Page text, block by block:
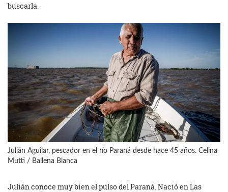
buscarla.
Julián Aguilar, pescador en el río Paraná desde hace 45 años. Celina
Mutti / Ballena Blanca
Julián conoce muy bien el pulso del Paraná. Nació en Las